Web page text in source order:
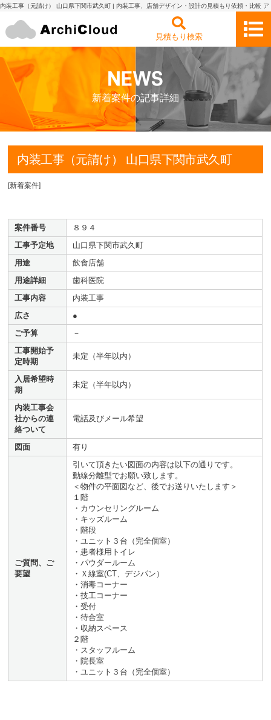
内装工事（元請け） 山口県下関市武久町 | 内装工事、店舗デザイン・設計の見積もり依頼・比較 ア
見積もり検索
新着案件の記事詳細
内装工事（元請け） 山口県下関市武久町
[新着案件]
案件番号
８９４
工事予定地
山口県下関市武久町
用途
飲食店舗
用途詳細
歯科医院
工事内容
内装工事
広さ
●
ご予算
－
工事開始予
定時期
未定（半年以内）
入居希望時
期
未定（半年以内）
内装工事会
社からの連
絡ついて
電話及びメール希望
図面 有り
ご質問、ご
要望
引いて頂きたい図面の内容は以下の通りです。
動線分離型でお願い致します。
＜物件の平面図など、後でお送りいたします＞
１階
・カウンセリングルーム
・キッズルーム
・階段
・ユニット３台（完全個室）
・患者様用トイレ
・パウダールーム
・Ｘ線室(CT、デジパン）
・消毒コーナー
・技工コーナー
・受付
・待合室
・収納スペース
２階
・スタッフルーム
・院長室
・ユニット３台（完全個室）